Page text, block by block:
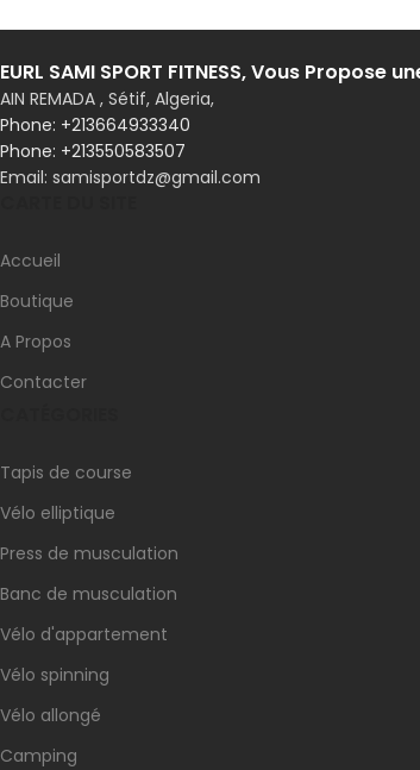
EURL SAMI SPORT FITNESS, Vous
AIN REMADA , Sétif, Algeria,
Phone: +213550583507
Email: samisportdz@gmail.com
Accueil
Boutique
A Propos
Contacter
Tapis de course
Vélo elliptique
Press de musculation
Banc de musculation
Vélo d'appartement
Vélo spinning
Vélo allongé
Camping